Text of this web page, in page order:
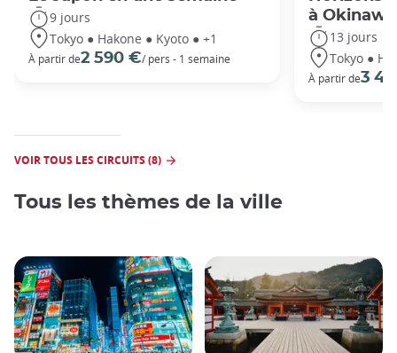
9 jours
Tokyo ● Hakone ● Kyoto ● +1
À partir de2 590 €/ pers - 1 semaine
à Okinawa
13 jours
Tokyo ●
À partir de3
VOIR TOUS LES CIRCUITS (8)
Tous les thèmes de la ville